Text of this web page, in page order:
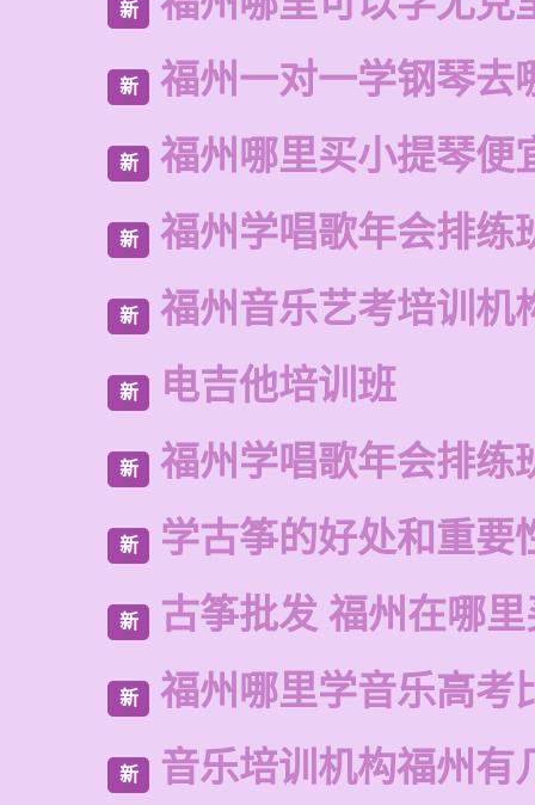
新
新 福州一对一学钢琴去
新 福州哪里买小提琴便
新 福州学唱歌年会排练
新 福州音乐艺考培训机
新 电吉他培训班
新 福州学唱歌年会排练
新 学古筝的好处和重要
新 古筝批发 福州在哪
新 福州哪里学音乐高考
新 音乐培训机构福州有